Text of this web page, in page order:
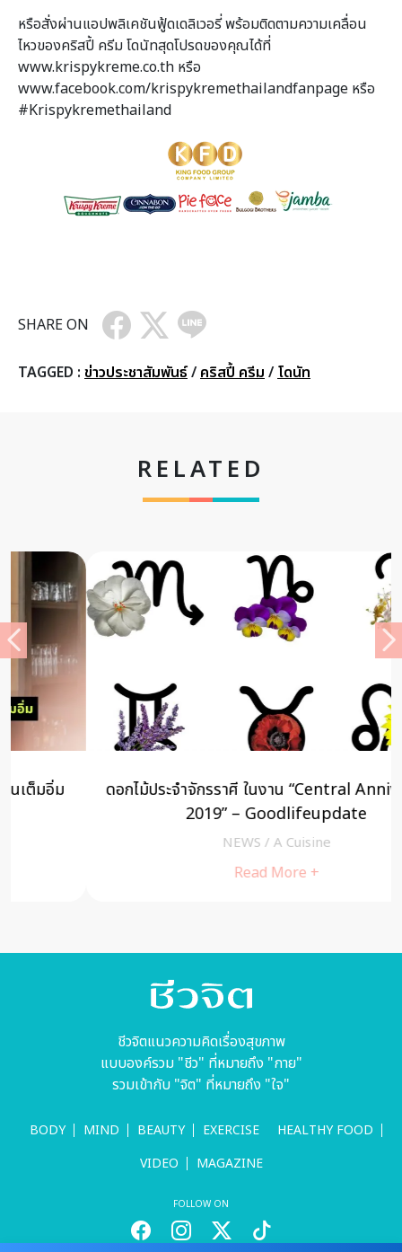
หรือสั่งผ่านแอปพลิเคชันฟู้ดเดลิเวอรี่ พร้อมติดตามความเคลื่อน
ไหวของคริสปี้ ครีม โดนัทสุดโปรดของคุณได้ที่
www.krispykreme.co.th หรือ
www.facebook.com/krispykremethailandfanpage หรือ
#Krispykremethailand
SHARE ON
TAGGED : ข่าวประชาสัมพันธ์/ คริสปี้ ครีม / โดนัท
RELATED
ดอกไม้ประจำจักรราศี ในงาน “Central Anniversary
2019” – Goodlifeupdate
A Cuisine
Read More +
ชีวจิตแนวความคิดเรื่องสุขภาพ
แบบองค์รวม "ชีว" ที่หมายถึง "กาย"
รวมเข้ากับ "จิต" ที่หมายถึง "ใจ"
BODY MIND BEAUTY EXERCISE
HEALTHY FOOD
VIDEO
MAGAZINE
FOLLOW ON